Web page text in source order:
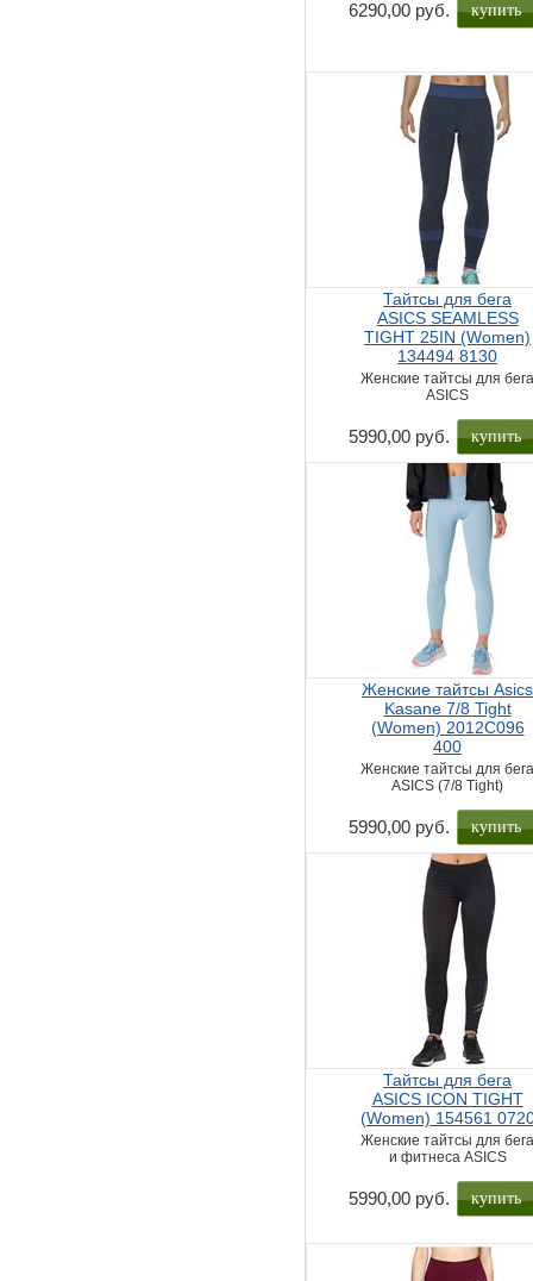
6290,00 руб. купить
Тайтсы для бега
ASICS SEAMLESS
TIGHT 25IN (Women)
134494 8130
Женские тайтсы для
ASICS
5990,00 руб. купить
Женские тайтсы Asics
Kasane 7/8 Tight
(Women) 2012C096
400
Женские тайтсы для
ASICS (7/8 Tight)
5990,00 руб. купить
Тайтсы для бега
ASICS ICON TIGHT
(Women) 154561
Женские тайтсы для
и фитнеса ASICS
5990,00 руб. купить